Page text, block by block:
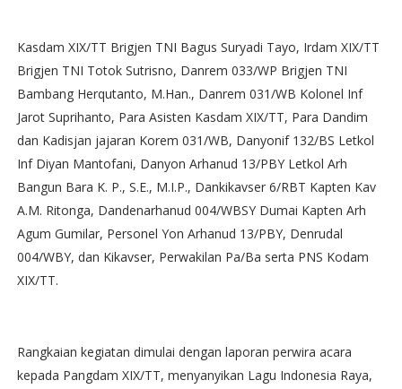
‎Kasdam XIX/TT Brigjen TNI Bagus Suryadi Tayo, Irdam XIX/TT
Brigjen TNI Totok Sutrisno, Danrem 033/WP Brigjen TNI
Bambang Herqutanto, M.Han., Danrem 031/WB Kolonel Inf
Jarot Suprihanto, Para Asisten Kasdam XIX/TT, Para Dandim
dan Kadisjan jajaran Korem 031/WB, Danyonif 132/BS Letkol
Inf Diyan Mantofani, Danyon Arhanud 13/PBY Letkol Arh
Bangun Bara K. P., S.E., M.I.P., Dankikavser 6/RBT Kapten Kav
A.M. Ritonga, Dandenarhanud 004/WBSY Dumai Kapten Arh
Agum Gumilar, Personel Yon Arhanud 13/PBY, Denrudal
004/WBY, dan Kikavser, Perwakilan Pa/Ba serta PNS Kodam
XIX/TT.
‎Rangkaian kegiatan dimulai dengan laporan perwira acara
kepada Pangdam XIX/TT, menyanyikan Lagu Indonesia Raya,